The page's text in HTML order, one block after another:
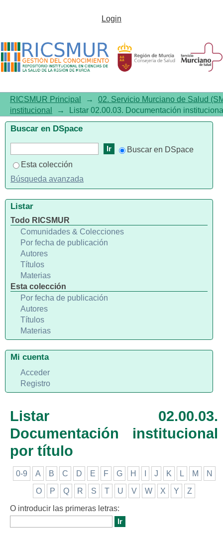
Listar 02.00.03. Documentación
Login
RICSMUR Principal →
02. Servicio Murciano de Salud
institucional
→ Listar 02.00.03. Documentación
Listar 02.00.03.
Documentación institucional
por título
0-9 A B C D E F G H J K L M N
O P Q R S T U V W X Y Z
O introducir las primeras letras:
Buscar en DSpace
Buscar en DSpace
Esta colección
Búsqueda avanzada
Listar
Todo RICSMUR
Comunidades & Colecciones
Por fecha de publicación
Autores
Títulos
Materias
Esta colección
Por fecha de publicación
Autores
Títulos
Materias
Mi cuenta
Acceder
Registro